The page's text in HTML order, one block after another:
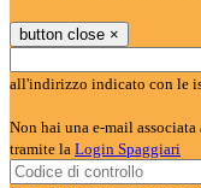
button close ×
all'indirizzo indicato con le
Non hai una e-mail
tramite la Login Spaggiari